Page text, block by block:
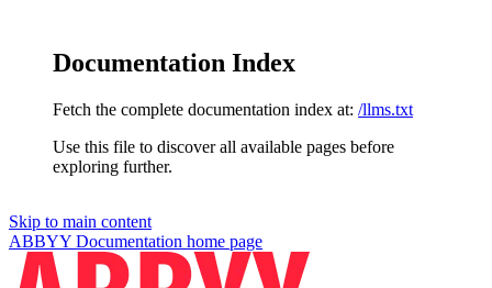
Documentation Index
Fetch the complete documentation index at: /llms.txt
Use this file to discover all available pages before
exploring further.
Skip to main content
ABBYY Documentation home page